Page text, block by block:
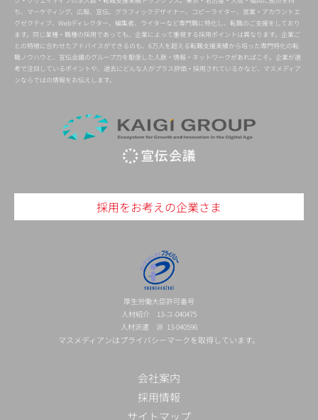
ち、マーケティング、広報、宣伝、グラフィックデザイナー、コピーライター、営業・アカウントエ
グゼクティブ、Webディレクター、編集者、ライターなど専門職に特化し、転職のご支援をしており
ます。同じ業種・職種の採用であっても、企業によって重視する採用ポイントは異なります。企業ご
との特徴に合わせたアドバイスができるのも、6万人を超える転職支援実績から培った専門特化の転
職ノウハウと、宣伝会議のグループ力を駆使した人脈・情報・ネットワークがあればこそ。企業が選
考で注目しているポイントや、過去にどんな人がプラス評価・採用されているかなど、マスメディア
ンならではの情報をお伝えします。
採用をお考えの企業さま
厚生労働大臣許可番号
人材紹介 13-ユ-040475
人材派遣 派 13-040596
マスメディアンはプライバシーマークを取得しています。
会社案内
採用情報
サイトマップ